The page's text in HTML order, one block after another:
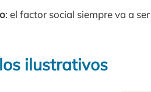
: el factor social siempre va a
ilustrativos